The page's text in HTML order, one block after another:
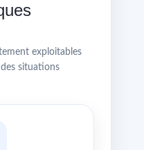
exploitables
situations